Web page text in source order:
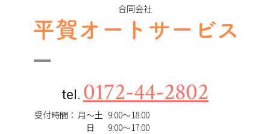
合同会社
tel. 0172-44-2802
受付時間： 月～土 9:00～18:00
日
9:00～17:00